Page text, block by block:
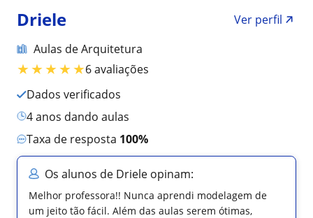
Driele
Ver perfil
Aulas de Arquitetura
★★★★★6 avaliações
Dados verificados
4 anos dando aulas
Taxa de resposta 100%
Os alunos de Driele opinam:
Melhor professora!! Nunca aprendi modelagem de
um jeito tão fácil. Além das aulas serem ótimas,